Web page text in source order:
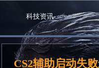
科技资讯
CS2辅助启动失